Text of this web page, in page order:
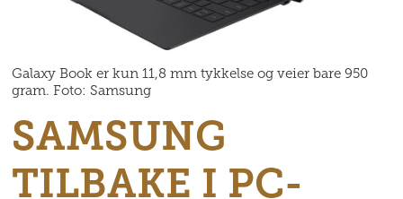
Galaxy Book er kun 11,8 mm tykkelse og veier bare 950
gram. Foto: Samsung
SAMSUNG
TILBAKE I PC-